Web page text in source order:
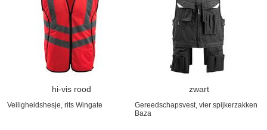
hi-vis rood
Veiligheidshesje, rits Wingate
zwart
Gereedschapsvest, vier spijkerzakken
Baza